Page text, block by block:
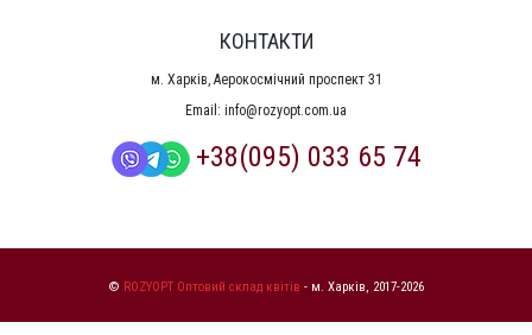
КОНТАКТИ
м. Харків, Аерокосмічний проспект 31
Email: info@rozyopt.com.ua
+38(095) 033 65 74
© ROZYOPT Оптовий склад квітів - м. Харків, 2017-2026